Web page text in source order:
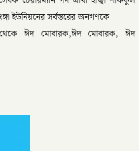
ইউনিয়নের সর্বস্তরের জনগণকে
ঈদ মোবারক,ঈদ মোবারক, ঈদ